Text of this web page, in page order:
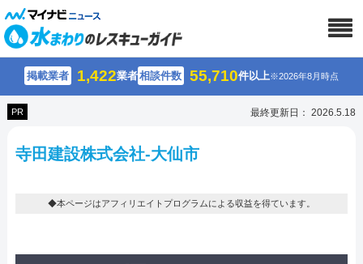
掲載業者 1,422業者相談件数 55,710件以上※2026年8月時点
PR 最終更新日： 2026.5.18
寺田建設株式会社-大仙市
◆本ページはアフィリエイトプログラムによる収益を得ています。